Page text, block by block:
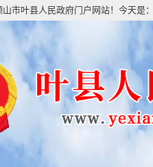
市叶县人民政府门户网站！今天是：